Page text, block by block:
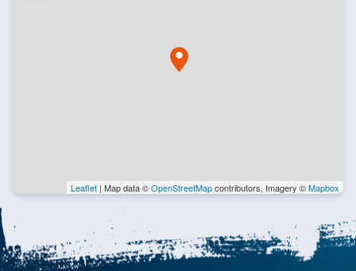
Leaflet | Map data ©OpenStreetMapcontributors, Imagery ©Mapbox